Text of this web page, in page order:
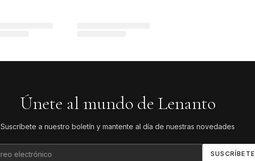
Únete al mundo de Lenanto
Suscríbete a nuestro boletín y mantente al día de nuestras novedades
SUSCRÍBETE